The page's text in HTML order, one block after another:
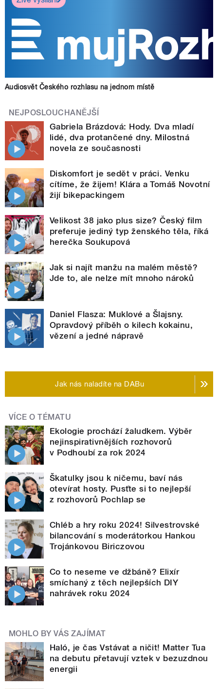
Audiosvět Českého rozhlasu na jednom místě
NEJPOSLOUCHANĚJŠÍ
Gabriela Brázdová: Hody. Dva mladí
lidé, dva protančené dny. Milostná
novela ze současnosti
Diskomfort je sedět v práci. Venku
cítíme, že žijem! Klára a Tomáš Novotní
žijí bikepackingem
Velikost 38 jako plus size? Český film
preferuje jediný typ ženského těla, říká
herečka Soukupová
Jak si najít manžu na malém městě?
Jde to, ale nelze mít mnoho nároků
Daniel Flasza: Muklové a Šlajsny.
Opravdový příběh o kilech kokainu,
vězení a jedné nápravě
Jak nás naladíte na DABu
VÍCE O TÉMATU
Ekologie prochází žaludkem. Výběr
nejinspirativnějších rozhovorů
v Podhoubí za rok 2024
Škatulky jsou k ničemu, baví nás
otevírat hosty. Pusťte si to nejlepší
z rozhovorů Pochlap se
Chléb a hry roku 2024! Silvestrovské
bilancování s moderátorkou Hankou
Trojánkovou Biriczovou
Co to neseme ve džbáně? Elixír
smíchaný z těch nejlepších DIY
nahrávek roku 2024
MOHLO BY VÁS ZAJÍMAT
Haló, je čas Vstávat a ničit! Matter Tua
na debutu přetavují vztek v bezuzdnou
energii